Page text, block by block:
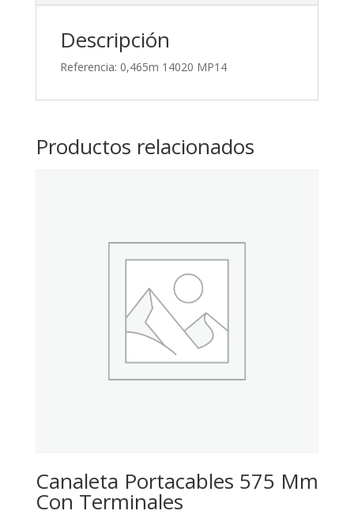
Descripción
Referencia: 0,465m 14020 MP14
Productos relacionados
Canaleta Portacables 575 Mm
Con Terminales